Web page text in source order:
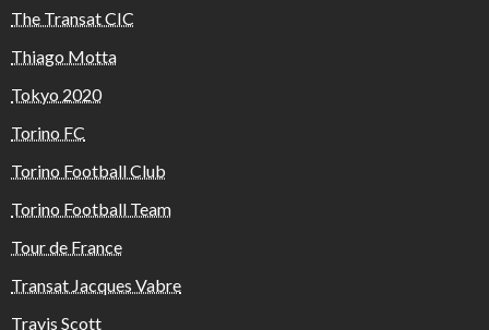
The Transat CIC
Thiago Motta
Tokyo 2020
Torino FC
Torino Football Club
Torino Football Team
Tour de France
Transat Jacques Vabre
Travis Scott